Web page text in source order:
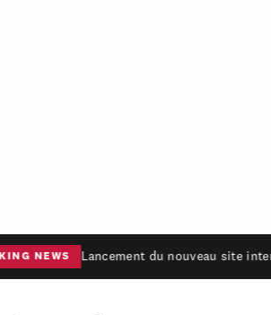
NEWS Lancement du nouveau site